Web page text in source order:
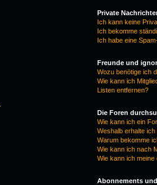
Private
Ich kann keine
Ich bekomme
Ich habe eine
Freunde und
Wozu benötige ich
Wie kann ich
Listen entfernen?
Die Foren
Wie kann ich ein
Weshalb erhalte
Warum bekomme
Wie kann ich nach
Wie kann ich meine
Abonnements